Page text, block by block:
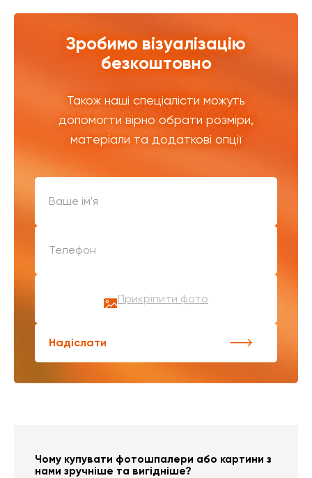
Зробимо візуалізацію
безкоштовно
Також наші спеціалісти можуть
допомогти вірно обрати розміри,
матеріали та додаткові опції
Прикріпити фото
Надіслати
Чому купувати фотошпалери або картини з
нами зручніше та вигідніше?